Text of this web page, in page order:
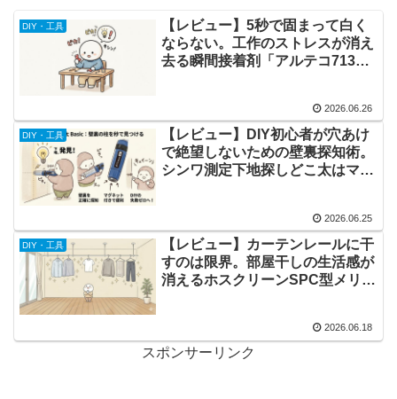
DIY・工具
【レビュー】5秒で固まって白く
ならない。工作のストレスが消え
去る瞬間接着剤「アルテコ713」
2026.06.26
DIY・工具
【レビュー】DIY初心者が穴あけ
で絶望しないための壁裏探知術。
シンワ測定下地探しどこ太はマグ
2026.06.25
DIY・工具
【レビュー】カーテンレールに干
すのは限界。部屋干しの生活感が
消えるホスクリーンSPC型メリッ
2026.06.18
スポンサーリンク